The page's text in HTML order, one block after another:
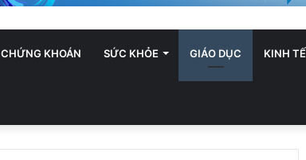
CHỨNG KHOÁN SỨC KHỎE GIÁO DỤC KINH TẾ